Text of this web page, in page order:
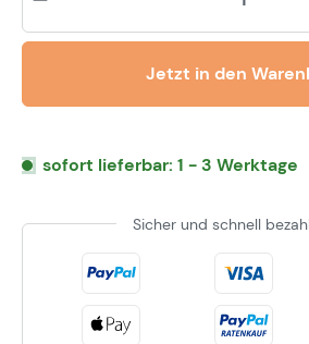
Jetzt in den
sofort lieferbar: 1 - 3 Werktage
Sicher und schnell